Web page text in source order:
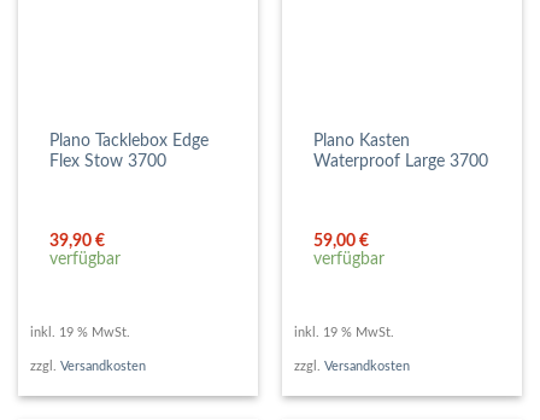
Plano Tacklebox Edge
Flex Stow 3700
39,90€
verfügbar
inkl. 19 % MwSt.
zzgl. Versandkosten
Plano Kasten
Waterproof Large 3700
59,00€
verfügbar
inkl. 19 % MwSt.
zzgl. Versandkosten